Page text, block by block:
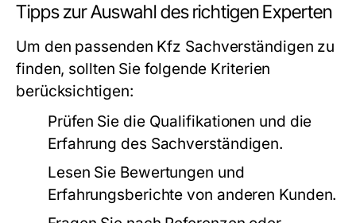
Tipps zur Auswahl des richtigen Experten
Um den passenden Kfz Sachverständigen zu
finden, sollten Sie folgende Kriterien
berücksichtigen:
Prüfen Sie die Qualifikationen und die
Erfahrung des Sachverständigen.
Lesen Sie Bewertungen und
Erfahrungsberichte von anderen Kunden.